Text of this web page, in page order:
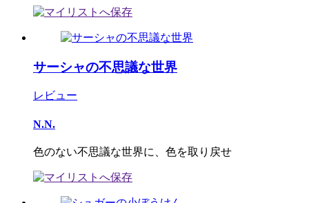
サーシャの不思議な世界
レビュー
N.N.
色のない不思議な世界に、色を取り戻せ